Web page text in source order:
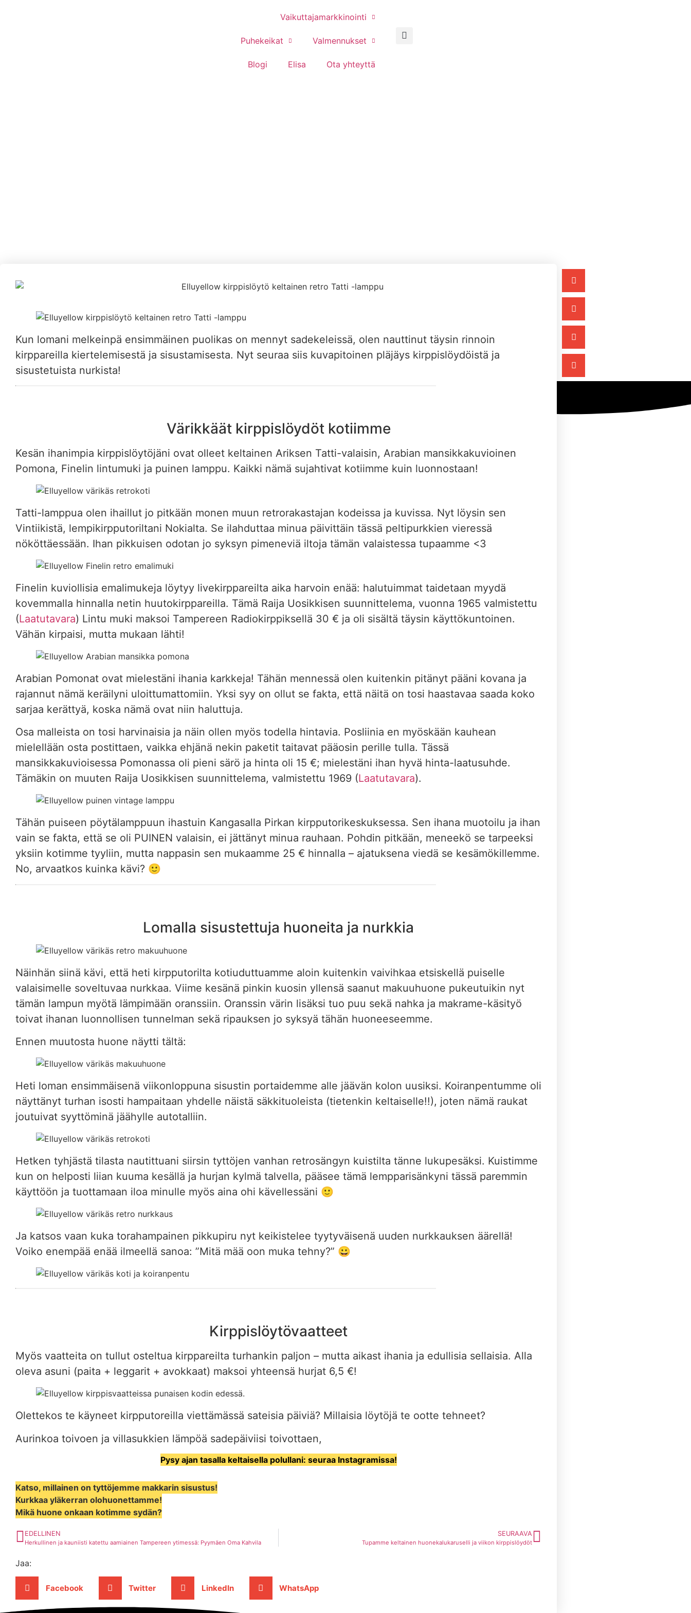
Vaikuttajamarkkinointi
Puhekeikat Valmennukset
Blogi Elisa Ota yhteyttä
Kun lomani melkeinpä ensimmäinen puolikas on mennyt sadekeleissä, olen nauttinut täysin rinnoin
kirppareilla kiertelemisestä ja sisustamisesta. Nyt seuraa siis kuvapitoinen pläjäys kirppislöydöistä ja
sisustetuista nurkista!
Värikkäät kirppislöydöt kotiimme
Kesän ihanimpia kirppislöytöjäni ovat olleet keltainen Ariksen Tatti-valaisin, Arabian mansikkakuvioinen
Pomona, Finelin lintumuki ja puinen lamppu. Kaikki nämä sujahtivat kotiimme kuin luonnostaan!
Tatti-lamppua olen ihaillut jo pitkään monen muun retrorakastajan kodeissa ja kuvissa. Nyt löysin sen
Vintiikistä, lempikirpputoriltani Nokialta. Se ilahduttaa minua päivittäin tässä peltipurkkien vieressä
nököttäessään. Ihan pikkuisen odotan jo syksyn pimeneviä iltoja tämän valaistessa tupaamme <3
Finelin kuviollisia emalimukeja löytyy livekirppareilta aika harvoin enää: halutuimmat taidetaan myydä
kovemmalla hinnalla netin huutokirppareilla. Tämä Raija Uosikkisen suunnittelema, vuonna 1965 valmistettu
(Laatutavara) Lintu muki maksoi Tampereen Radiokirppiksellä 30 € ja oli sisältä täysin käyttökuntoinen.
Vähän kirpaisi, mutta mukaan lähti!
Arabian Pomonat ovat mielestäni ihania karkkeja! Tähän mennessä olen kuitenkin pitänyt pääni kovana ja
rajannut nämä keräilyni uloittumattomiin. Yksi syy on ollut se fakta, että näitä on tosi haastavaa saada koko
sarjaa kerättyä, koska nämä ovat niin haluttuja.
Osa malleista on tosi harvinaisia ja näin ollen myös todella hintavia. Posliinia en myöskään kauhean
mielellään osta postittaen, vaikka ehjänä nekin paketit taitavat pääosin perille tulla. Tässä
mansikkakuvioisessa Pomonassa oli pieni särö ja hinta oli 15 €; mielestäni ihan hyvä hinta-laatusuhde.
Tämäkin on muuten Raija Uosikkisen suunnittelema, valmistettu 1969 (Laatutavara).
Tähän puiseen pöytälamppuun ihastuin Kangasalla Pirkan kirpputorikeskuksessa. Sen ihana muotoilu ja ihan
vain se fakta, että se oli PUINEN valaisin, ei jättänyt minua rauhaan. Pohdin pitkään, meneekö se tarpeeksi
yksiin kotimme tyyliin, mutta nappasin sen mukaamme 25 € hinnalla – ajatuksena viedä se kesämökillemme.
No, arvaatkos kuinka kävi? 🙂
Lomalla sisustettuja huoneita ja nurkkia
Näinhän siinä kävi, että heti kirpputorilta kotiuduttuamme aloin kuitenkin vaivihkaa etsiskellä puiselle
valaisimelle soveltuvaa nurkkaa. Viime kesänä pinkin kuosin yllensä saanut makuuhuone pukeutuikin nyt
tämän lampun myötä lämpimään oranssiin. Oranssin värin lisäksi tuo puu sekä nahka ja makrame-käsityö
toivat ihanan luonnollisen tunnelman sekä ripauksen jo syksyä tähän huoneeseemme.
Ennen muutosta huone näytti tältä:
Heti loman ensimmäisenä viikonloppuna sisustin portaidemme alle jäävän kolon uusiksi. Koiranpentumme oli
näyttänyt turhan isosti hampaitaan yhdelle näistä säkkituoleista (tietenkin keltaiselle!!), joten nämä raukat
joutuivat syyttöminä jäähylle autotalliin.
Hetken tyhjästä tilasta nautittuani siirsin tyttöjen vanhan retrosängyn kuistilta tänne lukupesäksi. Kuistimme
kun on helposti liian kuuma kesällä ja hurjan kylmä talvella, pääsee tämä lempparisänkyni tässä paremmin
käyttöön ja tuottamaan iloa minulle myös aina ohi kävellessäni 🙂
Ja katsos vaan kuka torahampainen pikkupiru nyt keikistelee tyytyväisenä uuden nurkkauksen äärellä!
Voiko enempää enää ilmeellä sanoa: ”Mitä mää oon muka tehny?” 😀
Kirppislöytövaatteet
Myös vaatteita on tullut osteltua kirppareilta turhankin paljon – mutta aikast ihania ja edullisia sellaisia. Alla
oleva asuni (paita + leggarit + avokkaat) maksoi yhteensä hurjat 6,5 €!
Olettekos te käyneet kirpputoreilla viettämässä sateisia päiviä? Millaisia löytöjä te ootte tehneet?
Aurinkoa toivoen ja villasukkien lämpöä sadepäiviisi toivottaen,
Pysy ajan tasalla keltaisella polullani: seuraa Instagramissa!
Katso, millainen on tyttöjemme makkarin sisustus!
Kurkkaa yläkerran olohuonettamme!
Mikä huone onkaan kotimme sydän?
EDELLINEN
Herkullinen ja kauniisti katettu aamiainen Tampereen ytimessä: Pyymäen Oma Kahvila
SEURAAVA
Tupamme keltainen huonekalukaruselli ja viikon kirppislöydöt
Jaa:
Facebook Twitter LinkedIn WhatsApp